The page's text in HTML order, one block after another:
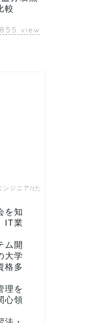
較
855 view
ンジニア/(た
を知
IT業
ム開
大学
格多
理を
心領